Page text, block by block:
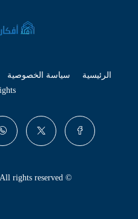
الرئيسية سياسة الخصوصية
© afkarauction.com - All rights reserved